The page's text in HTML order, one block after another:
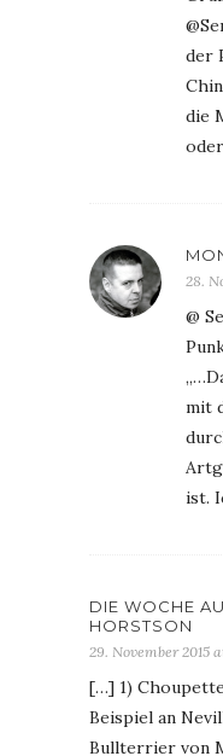
der
die
28.
@
mit
ist.
DIE WOCHE
HORSTSON
29. November 2015
[…] 1)
Beispiel an
Bullterrier von